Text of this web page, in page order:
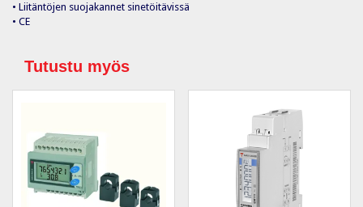
• Liitäntöjen suojakannet sinetöitävissä
• CE
Tutustu myös